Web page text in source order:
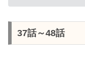
37話～48話